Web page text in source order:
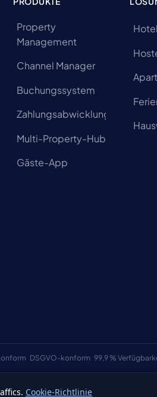
Property
Management
Channel Manager
Buchungssystem
Zahlungsabwicklung
Multi-Property-Hub
Gäste-App
DSGVO-konform 99,9 %
Cookie-Richtlinie